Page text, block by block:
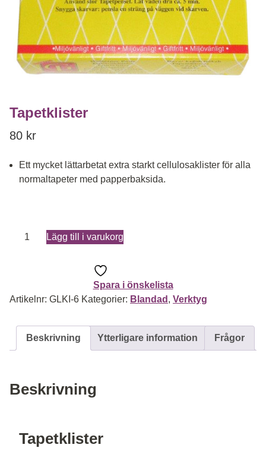
Tapetklister
80 kr
Ett mycket lättarbetat extra starkt cellulosaklister för alla
normaltapeter med papperbaksida.
Tapetklister mängd
Lägg till i varukorg
Spara i önskelista
Artikelnr: GLKI-6 Kategorier: Blandad , Verktyg
Beskrivning Ytterligare information Frågor
Beskrivning
Tapetklister